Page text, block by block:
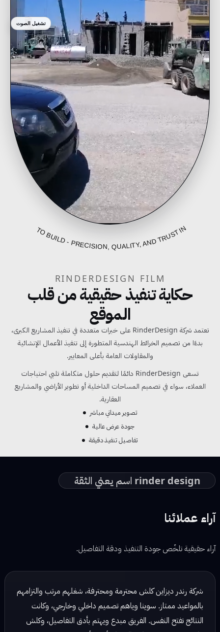
RINDERDESIGN FILM
حكاية تنفيذ حقيقية من قلب
الموقع
تعتمد شركة RinderDesign على خبرات متعددة في تنفيذ المشاريع الكبرى،
بدءًا من تصميم الخرائط الهندسية المتطورة إلى تنفيذ الأعمال الإنشائية
والمقاولات العامة بأعلى المعايير.
تسعى RinderDesign دائمًا لتقديم حلول متكاملة تلبي احتياجات
العملاء، سواء في تصميم المساحات الداخلية أو تطوير الأراضي والمشاريع
العقارية.
تصوير ميداني مباشر
جودة عرض عالية
تفاصيل تنفيذ دقيقة
تشغيل الصوت
FROM BLUEPRINT TO BUILD - PRECISION, QUALITY, AND TRUST IN EVERY PROJECT
rinder design اسم يعني الثقة
آراء عملائنا
آراء حقيقية تلخّص جودة التنفيذ ودقة التفاصيل.
شركة رندر ديزاين شغلهم مرتب وكلش احترافي، يهتمون بالتفاصيل
ويسلمون الشغل بالوقت المحدد. تعاملهم راقي والنتائج دائماً
ممتازة!